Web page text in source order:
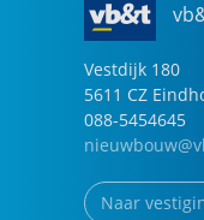
Vestdijk 180
5611 CZ
088-5454645
Naar